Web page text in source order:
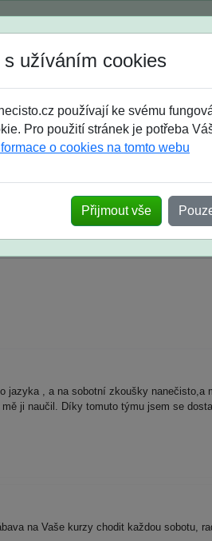
Jak si vybrat
střední maturanti soutěže
ohlasy po skutečných
s užíváním cookies
používají ke svému
Pro použití stránek je potřeba
o cookies na tomto webu
Přijmout vše
jazyka , a na sobotní zkoušky
ji naučil. Díky tomuto týmu jsem se
na Vaše kurzy chodit každou sobotu,